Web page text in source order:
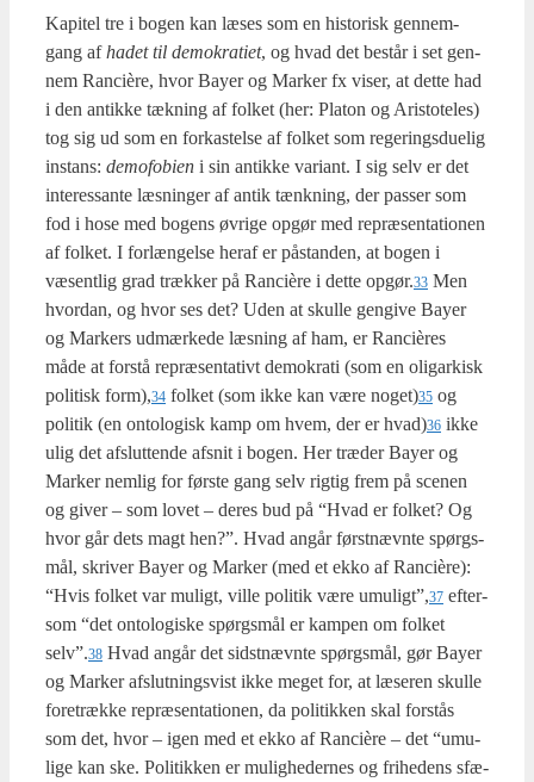
Kapi­tel tre i bogen kan læses som en histo­risk gen­nem­
gang afhadet til demo­kra­ti­et, og hvad det består i set gen­
nem Ran­cière, hvor Bay­er og Mar­ker fx viser, at det­te had
i den antik­ke tæk­ning af fol­ket (her: Pla­ton og Ari­sto­te­les)
tog sig ud som en for­ka­stel­se af fol­ket som rege­rings­du­e­lig
instans: demo­fo­bi­en i sin antik­ke vari­ant. I sig selv er det
inter­es­san­te læs­nin­ger af antik tænk­ning, der pas­ser som
fod i hose med bogens øvri­ge opgør med repræ­sen­ta­tio­nen
af fol­ket. I for­læn­gel­se her­af er påstan­den, at bogen i
væsent­lig grad træk­ker på Ran­cière i det­te opgør.33 Men
hvor­dan, og hvor ses det? Uden at skul­le gen­gi­ve Bay­er
og Mar­kers udmær­ke­de læs­ning af ham, er Ran­cières
måde at for­stå repræ­sen­ta­tivt demo­kra­ti (som en oligar­kisk
poli­tisk form),34 fol­ket (som ikke kan være noget)35 og
poli­tik (en onto­lo­gisk kamp om hvem, der er hvad)36 ikke
ulig det afslut­ten­de afsnit i bogen. Her træ­der Bay­er og
Mar­ker nem­lig for før­ste gang selv rig­tig frem på sce­nen
og giver – som lovet – deres bud på “Hvad er fol­ket? Og
hvor går dets magt hen?”. Hvad angår først­nævn­te spørgs­
mål, skri­ver Bay­er og Mar­ker (med et ekko af Ran­cière):
“Hvis fol­ket var muligt, vil­le poli­tik være umuligt”,37 efter­
som “det onto­lo­gi­ske spørgs­mål er kam­pen om fol­ket
selv”.38 Hvad angår det sidst­nævn­te spørgs­mål, gør Bay­er
og Mar­ker afslut­nings­vist ikke meget for, at læse­ren skul­le
fore­træk­ke repræ­sen­ta­tio­nen, da poli­tik­ken skal for­stås
som det, hvor – igen med et ekko af Ran­cière – det “umu­
li­ge kan ske. Poli­tik­ken er mulig­he­der­nes og fri­he­dens sfæ­